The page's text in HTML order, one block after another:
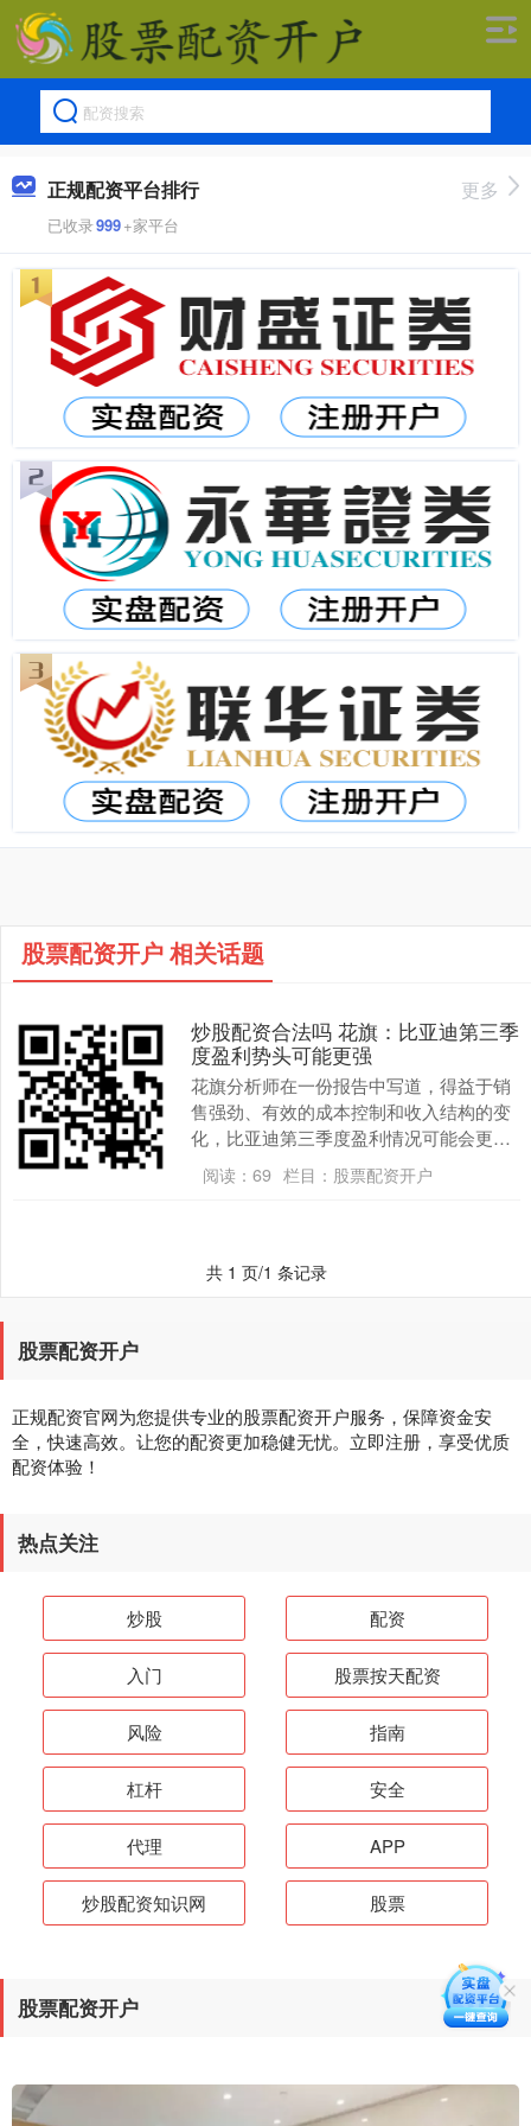
正规配资平台排行
已收录999+家平台
更多
股票配资开户 相关话题
炒股配资合法吗 花旗：比亚迪第三季
度盈利势头可能更强
花旗分析师在一份报告中写道，得益于销
售强劲、有效的成本控制和收入结构的变
化，比亚迪第三季度盈利情况可能会更
好。 例如，投资者自有资金为10万元，申
请杠杆倍数为5....
阅读： 69 栏目： 股票配资开户
共 1 页/1 条记录
股票配资开户
正规配资官网为您提供专业的股票配资开户服务，保障资金安
全，快速高效。让您的配资更加稳健无忧。立即注册，享受优质
配资体验！
热点关注
炒股 配资
入门 股票按天配资
风险 指南
杠杆 安全
代理 APP
炒股配资知识网 股票
股票配资开户